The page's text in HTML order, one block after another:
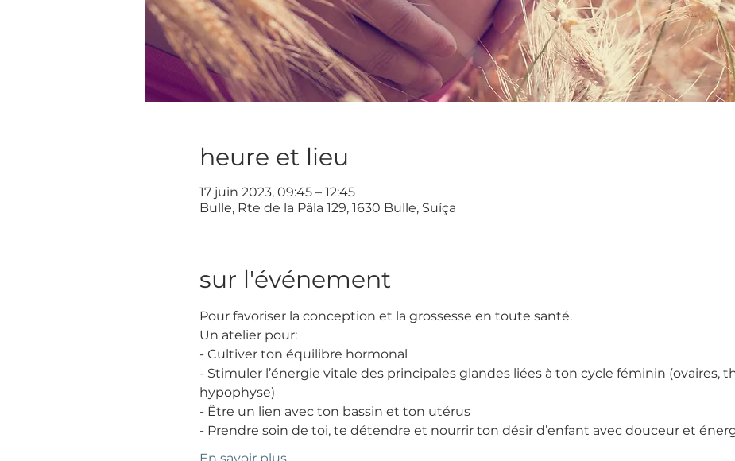
heure et lieu
17 juin 2023, 09:45 – 12:45
Bulle, Rte de la Pâla 129, 1630 Bulle, Suíça
sur l'événement
Pour favoriser la conception et la grossesse en toute santé.
Un atelier pour:
- Cultiver ton équilibre hormonal
- Stimuler l’énergie vitale des principales glandes liées à ton cycle féminin (ovaires,
hypophyse)
- Être un lien avec ton bassin et ton utérus
- Prendre soin de toi, te détendre et nourrir ton désir d’enfant avec douceur et